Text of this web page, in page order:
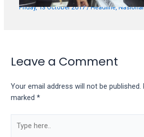
Friday, 13 October 2017/Headline ,Nasional
Leave a Comment
Your email address will not be published.
marked*